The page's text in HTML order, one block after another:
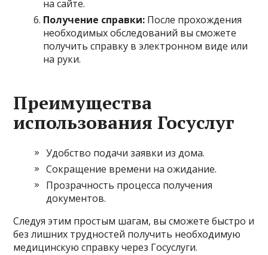
на сайте.
Получение справки: После прохождения
необходимых обследований вы сможете
получить справку в электронном виде или
на руки.
Преимущества
использования Госуслуг
Удобство подачи заявки из дома.
Сокращение времени на ожидание.
Прозрачность процесса получения
документов.
Следуя этим простым шагам, вы сможете быстро и
без лишних трудностей получить необходимую
медицинскую справку через Госуслуги.